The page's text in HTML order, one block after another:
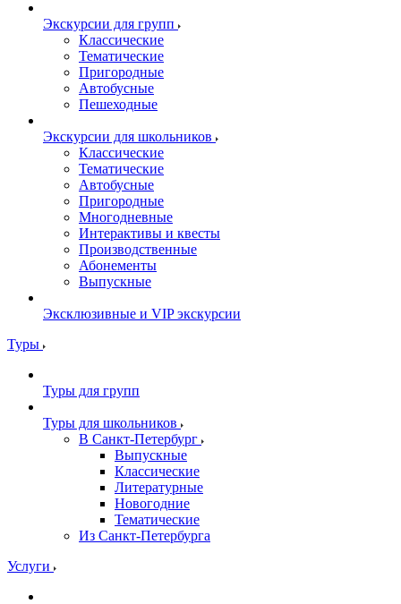
Экскурсии для групп
Классические
Тематические
Пригородные
Автобусные
Пешеходные
Экскурсии для школьников
Классические
Тематические
Автобусные
Пригородные
Многодневные
Интерактивы и квесты
Производственные
Абонементы
Выпускные
Эксклюзивные и VIP экскурсии
Туры
Туры для групп
Туры для школьников
В Санкт-Петербург
Выпускные
Классические
Литературные
Новогодние
Тематические
Из Санкт-Петербурга
Услуги